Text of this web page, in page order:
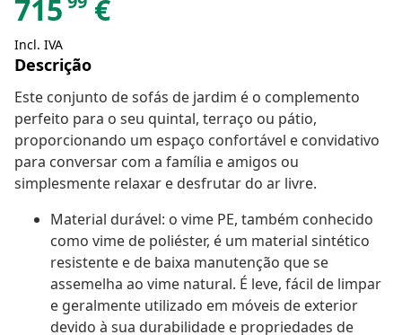
715 €
Incl. IVA
Descrição
Este conjunto de sofás de jardim é o complemento
perfeito para o seu quintal, terraço ou pátio,
proporcionando um espaço confortável e convidativo
para conversar com a família e amigos ou
simplesmente relaxar e desfrutar do ar livre.
Material durável: o vime PE, também conhecido
como vime de poliéster, é um material sintético
resistente e de baixa manutenção que se
assemelha ao vime natural. É leve, fácil de limpar
e geralmente utilizado em móveis de exterior
devido à sua durabilidade e propriedades de